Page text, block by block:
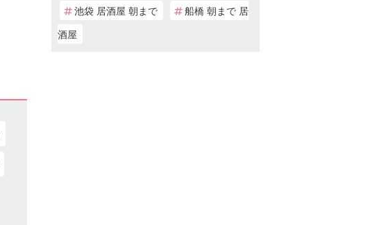
池袋 居酒屋 朝まで
船橋 朝まで 居
酒屋